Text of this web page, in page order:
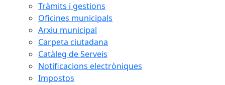
Tràmits i gestions
Oficines municipals
Arxiu municipal
Carpeta ciutadana
Catàleg de Serveis
Notificacions electròniques
Impostos